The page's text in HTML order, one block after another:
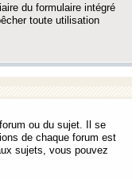
du formulaire intégré
toute utilisation
ou du sujet. Il se
de chaque forum est
sujets, vous pouvez